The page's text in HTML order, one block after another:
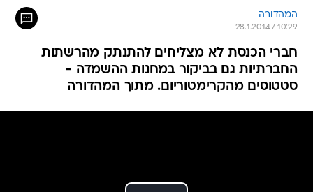
המהדורה
28.1.2014 / 10:29
חברי הכנסת לא מצליחים להתנתק מהרשתות
החברתיות גם בביקור במחנות ההשמדה -
סטטוסים מהקרימטוריום. מתוך המהדורה